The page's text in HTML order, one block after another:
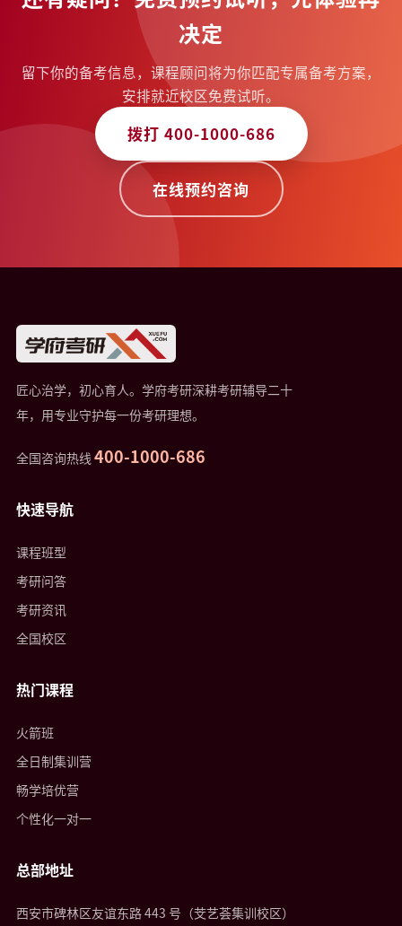
决定
留下你的备考信息，课程顾问将为你匹配专属备考方案，
安排就近校区免费试听。
拨打 400-1000-686
在线预约咨询
匠心治学，初心育人。学府考研深耕考研辅导二十
年，用专业守护每一份考研理想。
全国咨询热线400-1000-686
快速导航
课程班型
考研问答
考研资讯
全国校区
热门课程
火箭班
全日制集训营
畅学培优营
个性化一对一
总部地址
西安市碑林区友谊东路 443 号（芠艺荟集训校区）